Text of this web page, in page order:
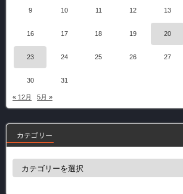
9 10 11 12 13
16 17 18 19 20
23 24 25 26 27
30 31
« 12月 5月 »
カテゴリー
カ